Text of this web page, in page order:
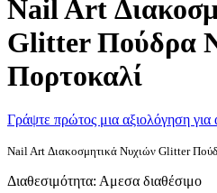
Nail Art
Glitter Πούδρα
Πορτοκαλί
Γράψτε πρώτος μια αξιολόγηση για
Nail Art Διακοσμητικά Νυχιών Glitter
Διαθεσιμότητα: Αμεσα διαθέσιμο